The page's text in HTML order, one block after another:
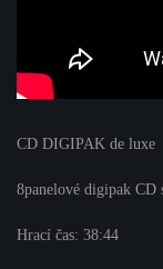
CD DIGIPAK de luxe
8panelové digipak CD
Hrací čas: 38:44